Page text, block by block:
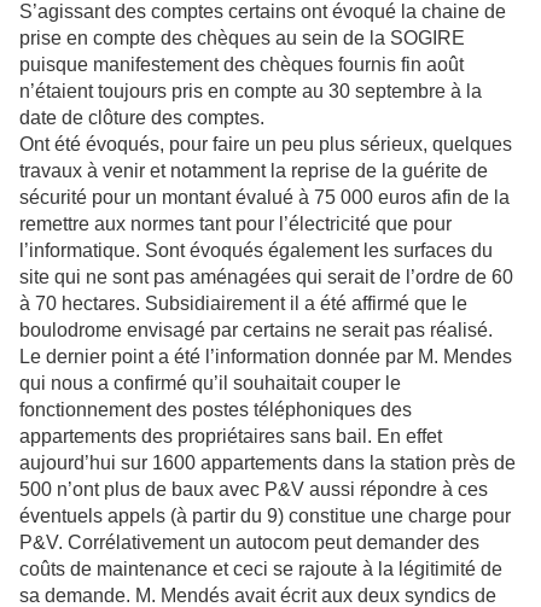
S’agissant des comptes certains ont évoqué la chaine de
prise en compte des chèques au sein de la SOGIRE
puisque manifestement des chèques fournis fin août
n’étaient toujours pris en compte au 30 septembre à la
date de clôture des comptes.
Ont été évoqués, pour faire un peu plus sérieux, quelques
travaux à venir et notamment la reprise de la guérite de
sécurité pour un montant évalué à 75 000 euros afin de la
remettre aux normes tant pour l’électricité que pour
l’informatique. Sont évoqués également les surfaces du
site qui ne sont pas aménagées qui serait de l’ordre de 60
à 70 hectares. Subsidiairement il a été affirmé que le
boulodrome envisagé par certains ne serait pas réalisé.
Le dernier point a été l’information donnée par M. Mendes
qui nous a confirmé qu’il souhaitait couper le
fonctionnement des postes téléphoniques des
appartements des propriétaires sans bail. En effet
aujourd’hui sur 1600 appartements dans la station près de
500 n’ont plus de baux avec P&V aussi répondre à ces
éventuels appels (à partir du 9) constitue une charge pour
P&V. Corrélativement un autocom peut demander des
coûts de maintenance et ceci se rajoute à la légitimité de
sa demande. M. Mendés avait écrit aux deux syndics de